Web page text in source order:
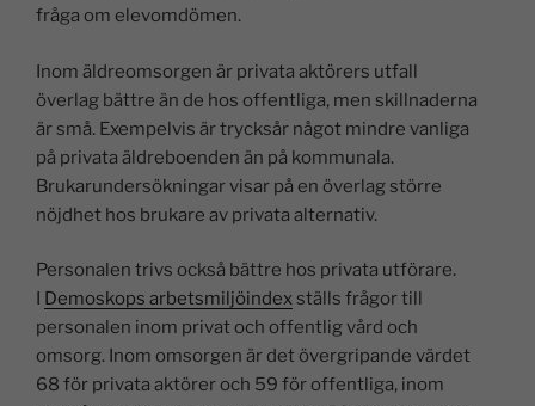
fråga om elevomdömen.
Inom äldreomsorgen är privata aktörers utfall
överlag bättre än de hos offentliga, men skillnaderna
är små. Exempelvis är trycksår något mindre vanliga
på privata äldreboenden än på kommunala.
Brukarundersökningar visar på en överlag större
nöjdhet hos brukare av privata alternativ.
Personalen trivs också bättre hos privata utförare.
I Demoskops arbetsmiljöindexställs frågor till
personalen inom privat och offentlig vård och
omsorg. Inom omsorgen är det övergripande värdet
68 för privata aktörer och 59 för offentliga, inom